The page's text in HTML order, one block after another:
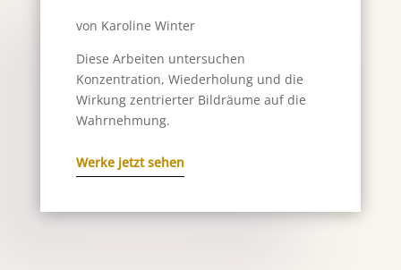
von Karoline Winter
Diese Arbeiten untersuchen
Konzentration, Wiederholung und die
Wirkung zentrierter Bildräume auf die
Wahrnehmung.
Werke jetzt sehen